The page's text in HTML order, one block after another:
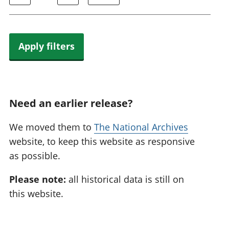
Apply filters
Need an earlier release?
We moved them to The National Archives
website, to keep this website as responsive
as possible.
Please note: all historical data is still on
this website.